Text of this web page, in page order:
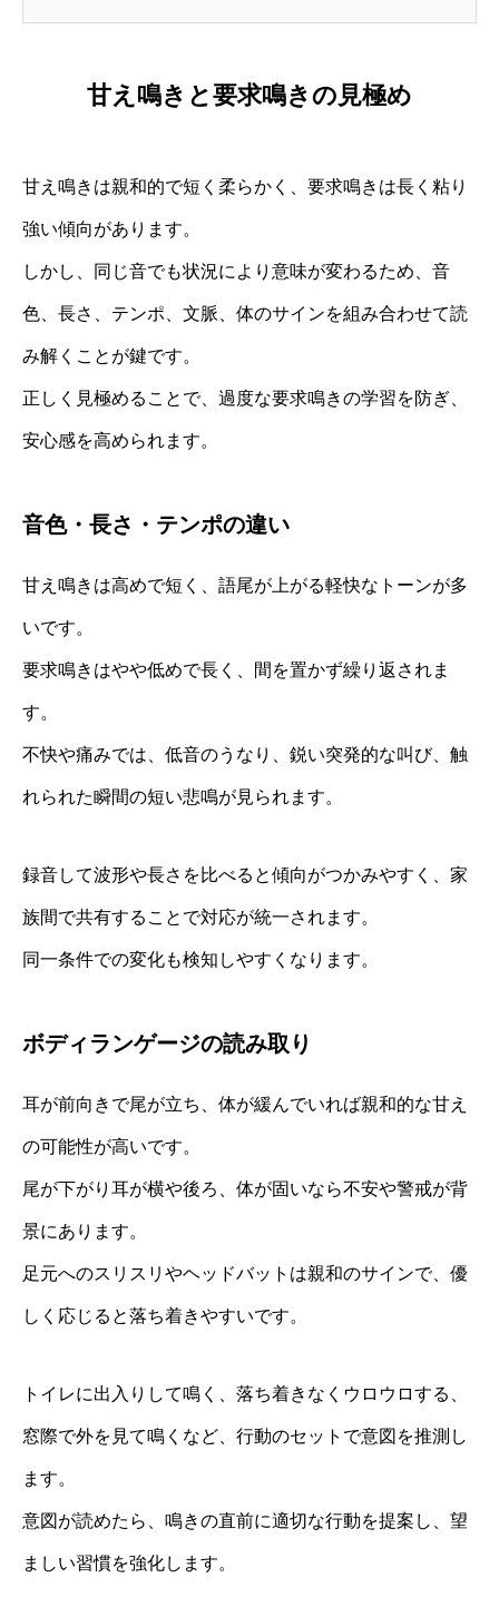
甘え鳴きと要求鳴きの見極め
甘え鳴きは親和的で短く柔らかく、要求鳴きは長く粘り
強い傾向があります。
しかし、同じ音でも状況により意味が変わるため、音
色、長さ、テンポ、文脈、体のサインを組み合わせて読
み解くことが鍵です。
正しく見極めることで、過度な要求鳴きの学習を防ぎ、
安心感を高められます。
音色・長さ・テンポの違い
甘え鳴きは高めで短く、語尾が上がる軽快なトーンが多
いです。
要求鳴きはやや低めで長く、間を置かず繰り返されま
す。
不快や痛みでは、低音のうなり、鋭い突発的な叫び、触
れられた瞬間の短い悲鳴が見られます。
録音して波形や長さを比べると傾向がつかみやすく、家
族間で共有することで対応が統一されます。
同一条件での変化も検知しやすくなります。
ボディランゲージの読み取り
耳が前向きで尾が立ち、体が緩んでいれば親和的な甘え
の可能性が高いです。
尾が下がり耳が横や後ろ、体が固いなら不安や警戒が背
景にあります。
足元へのスリスリやヘッドバットは親和のサインで、優
しく応じると落ち着きやすいです。
トイレに出入りして鳴く、落ち着きなくウロウロする、
窓際で外を見て鳴くなど、行動のセットで意図を推測し
ます。
意図が読めたら、鳴きの直前に適切な行動を提案し、望
ましい習慣を強化します。